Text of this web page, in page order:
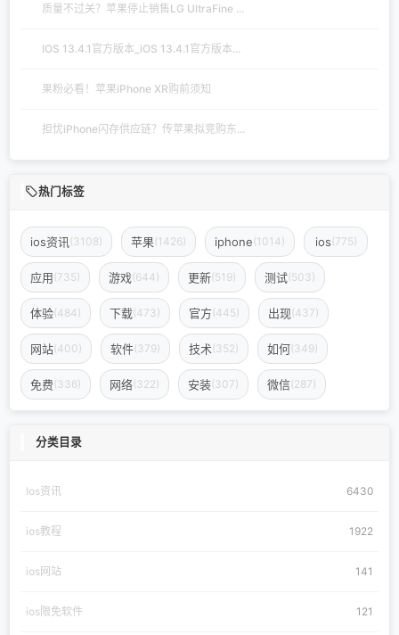
质量不过关？苹果停止销售LG UltraFine ...
IOS 13.4.1官方版本_iOS 13.4.1官方版本...
果粉必看！苹果iPhone XR购前须知
担忧iPhone闪存供应链？传苹果拟竞购东...
热门标签
ios资讯 (3108) 苹果(1426) iphone(1014) ios(775)
应用(735) 游戏(644) 更新(519) 测试(503)
体验(484) 下载(473) 官方(445) 出现(437)
网站(400) 软件(379) 技术(352) 如何(349)
免费(336) 网络(322) 安装(307) 微信(287)
分类目录
Ios资讯 6430
ios教程 1922
ios网站 141
ios限免软件 121